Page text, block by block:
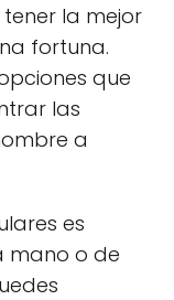
la mejor
fortuna.
que
las
a
es
mano o de